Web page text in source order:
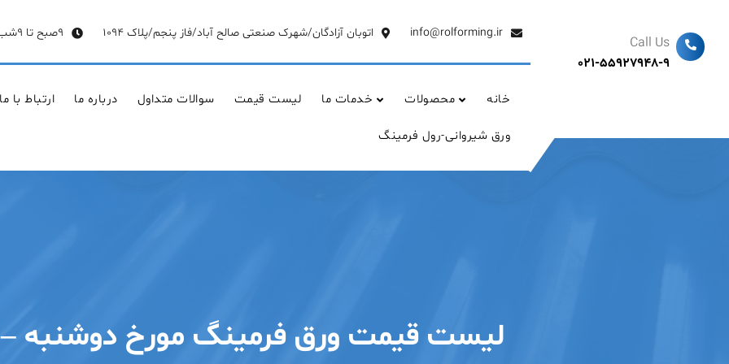
content
info@rolforming.ir اتوبان آزادگان/شهرک صنعتی صالح آباد/فاز پنجم/پلاک 1094 9صبح تا 9شب
خانه محصولات خدمات ما لیست قیمت سوالات متداول درباره ما ارتباط با ما
ورق شیروانی-رول فرمینگ
Call Us
021-55927948-9
لیست قیمت ورق فرمینگ مورخ دوشنبه – ۲۱ تیر ۱۴۰۰